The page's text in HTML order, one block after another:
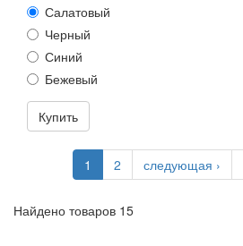
Салатовый
Черный
Синий
Бежевый
Купить
1 2 следующая ›
Найдено товаров 15